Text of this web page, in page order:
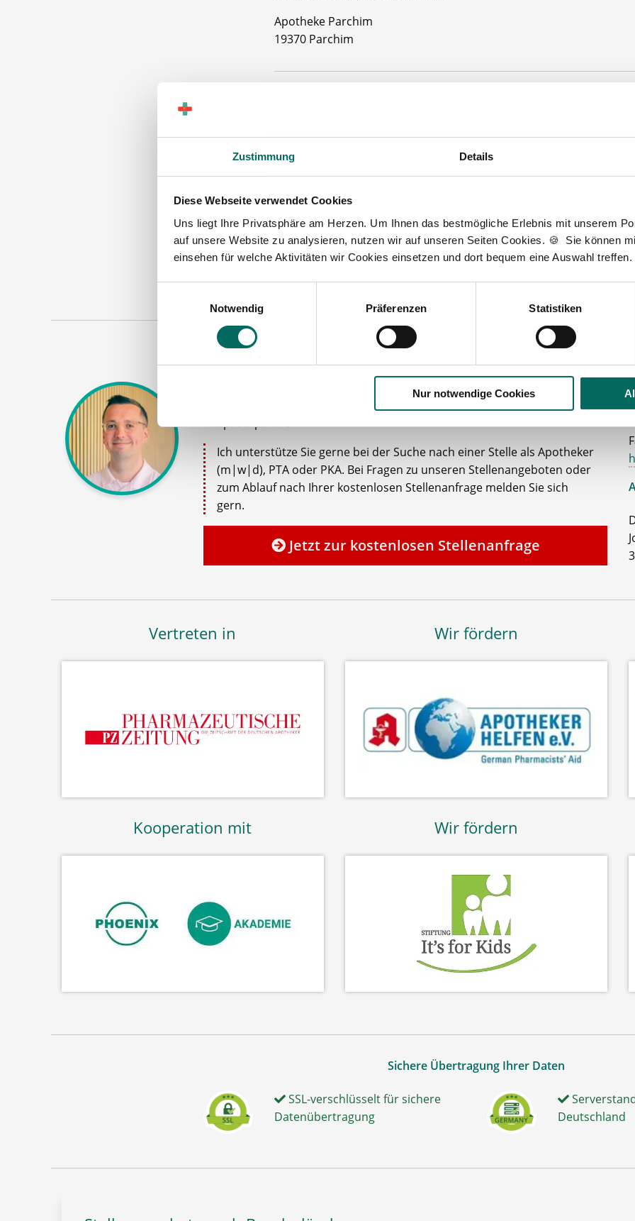
Zustimmung Details
Diese Webseite verwendet Cookies
Uns liegt Ihre Privatsphäre am Herzen. Um Ihnen das bestmögliche Erlebnis mit unserem
auf unsere Website zu analysieren, nutzen wir auf unseren Seiten Cookies. 🍪 Sie können
einsehen für welche Aktivitäten wir Cookies einsetzen und dort bequem eine Auswahl treffen.
Notwendig
Präferenzen Statistiken
Nur notwendige Cookies
Apotheke Parchim
19370 Parchim
3 Besucherfür
Apotheker Parchim
Maschinenlesbare Version: Stellenangebot als Markdown (CC BY 4.0)
Ihr persönlicher Betreuer
Ansprechpartner
Ich unterstütze Sie gerne bei der Suche nach einer Stelle als Apotheker
(m|w|d), PTA oder PKA. Bei Fragen zu unseren Stellenangeboten oder
zum Ablauf nach Ihrer kostenlosen Stellenanfrage melden Sie sich
gern.
Jetzt zur kostenlosen Stellenanfrage
Vertreten in Wir fördern
Kooperation mit Wir fördern
Sichere Übertragung Ihrer Daten
SSL-verschlüsselt für sichere
Datenübertragung
Deutschland